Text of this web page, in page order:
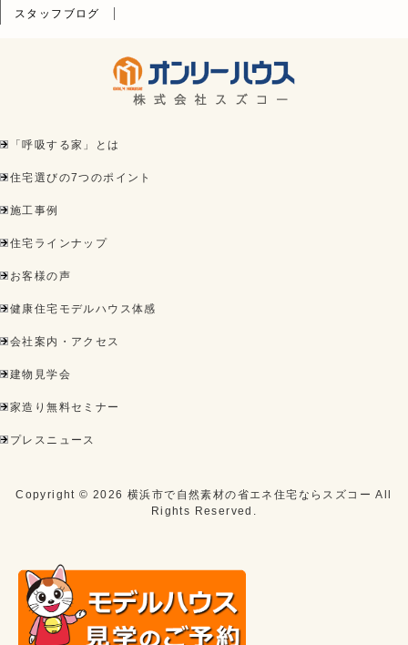
スタッフブログ
「呼吸する家」とは
住宅選びの7つのポイント
施工事例
住宅ラインナップ
お客様の声
健康住宅モデルハウス体感
会社案内・アクセス
建物見学会
家造り無料セミナー
プレスニュース
Copyright ©2026横浜市で自然素材の省エネ住宅ならスズコー All
Rights Reserved.